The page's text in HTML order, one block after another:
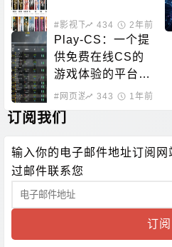
#影视下载 #在线影音
434 2年前
Play-CS：一个提
供免费在线CS的
游戏体验的平台，
无需下载即可畅玩
#网页游戏 343 1年前
订阅我们
输入你的电子邮件地址订阅
过邮件联系您
订阅